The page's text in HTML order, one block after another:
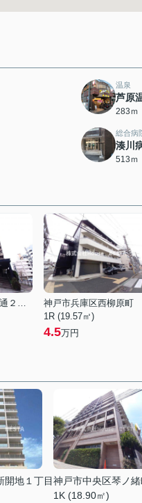
温泉
芦原
283ｍ
総合病
湊川
513ｍ
神戸市兵庫区入江通２丁目
神戸市兵庫区西柳原町
1R (19.57㎡)
4.5万円
開地１丁目神戸市中央区琴ノ緒
1K (18.90㎡)